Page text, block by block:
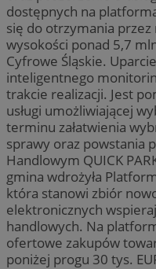
dostępnych na
się do otrzymania
wysokości ponad 5,7
Cyfrowe Śląskie.
inteligentnego
trakcie realizacji. Jest
usługi umożliwiającej
terminu załatwienia
sprawy oraz powstania
Handlowym QUICK
gmina wdrożyła
która stanowi zbiór
elektronicznych
handlowych. Na
ofertowe zakupów
poniżej progu 30 tys.